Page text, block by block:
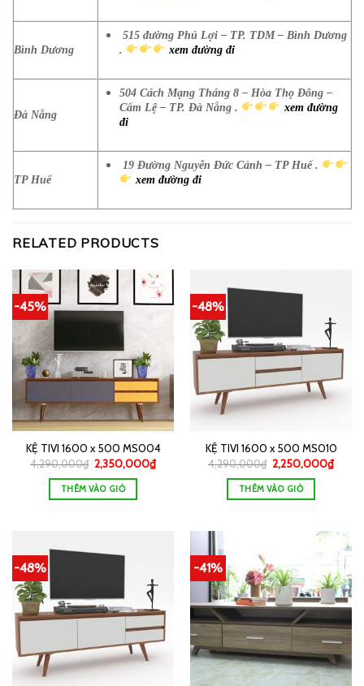
Bình Dương
515 đường Phú Lợi – TP. TDM – Bình Dương
.
xem đường đi
Đà Nẵng
504 Cách Mạng Tháng 8 – Hòa Thọ Đông –
Cẩm Lệ – TP. Đà Nẵng .
xem đường
đi
TP Huế
19 Đường Nguyễn Đức Cảnh – TP Huế .
xem đường đi
RELATED PRODUCTS
-45%
KỆ TIVI 1600 x 500 MS004
4,290,000₫ 2,350,000₫
THÊM VÀO GIỎ
-48%
KỆ TIVI 1600 x 500 MS010
4,290,000₫ 2,250,000₫
THÊM VÀO GIỎ
-48% -41%